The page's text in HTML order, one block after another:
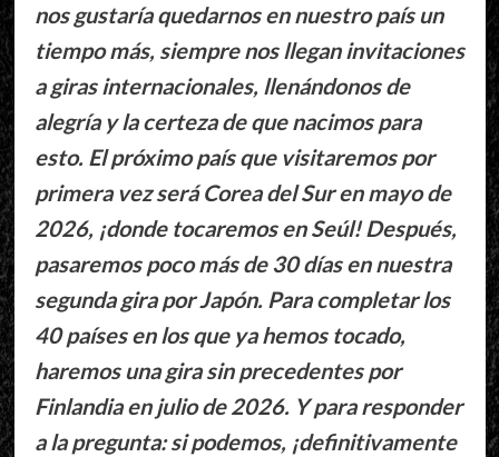
nos gustaría quedarnos en nuestro país un
tiempo más, siempre nos llegan invitaciones
a giras internacionales, llenándonos de
alegría y la certeza de que nacimos para
esto. El próximo país que visitaremos por
primera vez será Corea del Sur en mayo de
2026, ¡donde tocaremos en Seúl! Después,
pasaremos poco más de 30 días en nuestra
segunda gira por Japón. Para completar los
40 países en los que ya hemos tocado,
haremos una gira sin precedentes por
Finlandia en julio de 2026. Y para responder
a la pregunta: si podemos, ¡definitivamente